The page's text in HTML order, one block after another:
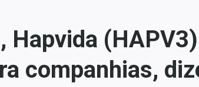
Hapvida
companhias,